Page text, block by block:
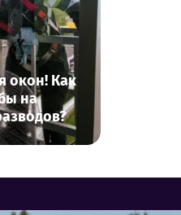
окон! Как
на